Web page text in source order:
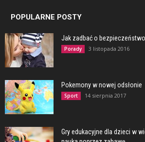
POPULARNE POSTY
Jak zadbać o
Porady 3 listopada 2016
Pokemony w nowej odsłonie
Sport 14 sierpnia 2017
Gry edukacyjne dla dzieci w